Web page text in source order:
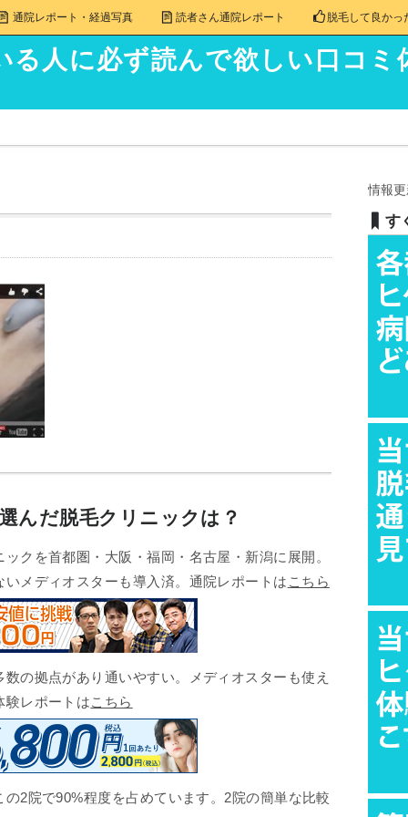
る人に必ず読んで欲しい口コミ
んだ脱毛クリニックは？
クを首都圏・大阪・福岡・名古屋・新潟に展開。
メディオスターも導入済。通院レポートは こちら
の拠点があり通いやすい。メディオスターも使え
験レポートはこちら
2院で90%程度を占めています。2院の簡単な比較
情報
す
通院レポート・経過写真 読者さん通院レポート 脱毛して良かっ